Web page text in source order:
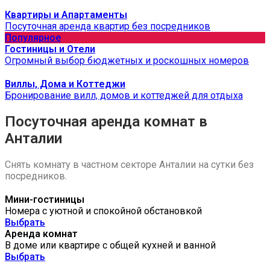
Квартиры и Апартаменты
Посуточная аренда квартир без посредников
Популярное
Гостиницы и Отели
Огромный выбор бюджетных и роскошных номеров
Виллы, Дома и Коттеджи
Бронирование вилл, домов и коттеджей для отдыха
Посуточная аренда комнат в
Анталии
Снять комнату в частном секторе Анталии на сутки без
посредников.
Мини-гостиницы
Номера с уютной и спокойной обстановкой
Выбрать
Аренда комнат
В доме или квартире с общей кухней и ванной
Выбрать